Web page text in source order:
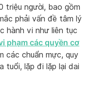
triệu người, bao gồm
phải vấn đề tâm lý
hành vi như liên tục
phạm các quyền cơ
các chuẩn mực, quy
tuổi, lặp đi lặp lại dai